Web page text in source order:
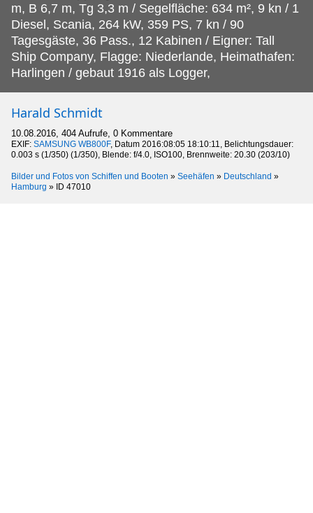
m, B 6,7 m, Tg 3,3 m / Segelfläche: 634 m², 9 kn / 1
Diesel, Scania, 264 kW, 359 PS, 7 kn / 90
Tagesgäste, 36 Pass., 12 Kabinen / Eigner: Tall
Ship Company, Flagge: Niederlande, Heimathafen:
Harlingen / gebaut 1916 als Logger,
Harald Schmidt
10.08.2016, 404 Aufrufe, 0 Kommentare
EXIF: SAMSUNG WB800F, Datum 2016:08:05 18:10:11, Belichtungsdauer:
0.003 s (1/350) (1/350), Blende: f/4.0, ISO100, Brennweite: 20.30 (203/10)
Bilder und Fotos von Schiffen und Booten » Seehäfen » Deutschland »
Hamburg » ID 47010